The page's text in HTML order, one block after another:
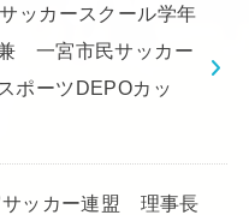
ッカースクール学年
一宮市民サッカー
ポーツDEPOカッ
ッカー連盟 理事長